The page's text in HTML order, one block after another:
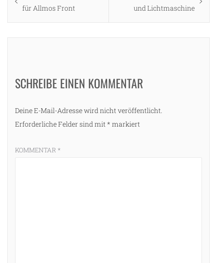
post:
für Allmos Front
post:
und Lichtmaschine
SCHREIBE EINEN KOMMENTAR
Deine E-Mail-Adresse wird nicht veröffentlicht.
Erforderliche Felder sind mit* markiert
KOMMENTAR *